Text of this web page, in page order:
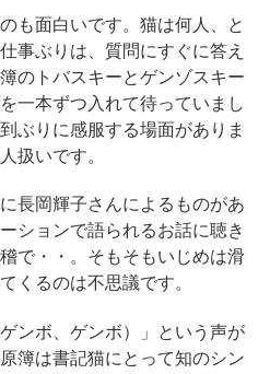
も面白いです。猫は何人、と
事ぶりは、質問にすぐに答え
のトバスキーとゲンゾスキー
一本ずつ入れて待っていまし
ぶりに感服する場面がありま
扱いです。
長岡輝子さんによるものがあ
ションで語られるお話に聴き
で・・。そもそもいじめは滑
くるのは不思議です。
ンボ、ゲンボ）」という声が
簿は書記猫にとって知のシン